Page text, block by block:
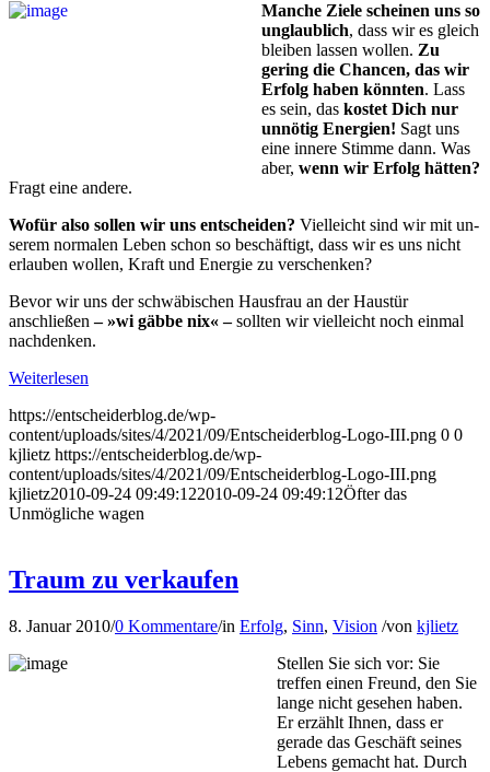
Manche Ziele scheinen uns so
unglaublich, dass wir es gleich
bleiben lassen wollen. Zu
gering die Chancen, das wir
Erfolg ha­ben könnten. Lass
es sein, das kostet Dich nur
unnötig Ener­gi­en! Sagt uns
eine innere Stimme dann. Was
aber, wenn wir Er­folg hätten?
Fragt eine an­de­re.
Wofür also sollen wir uns entscheiden? Vielleicht sind wir mit un­
se­rem normalen Leben schon so beschäftigt, dass wir es uns nicht
erlauben wollen, Kraft und Energie zu verschenken?
Bevor wir uns der schwäbischen Hausfrau an der Haustür
anschließen– »wi gäbbe nix« –sollten wir vielleicht noch einmal
nachdenken.
Weiterlesen
https://entscheiderblog.de/wp-
content/uploads/sites/4/2021/09/Entscheiderblog-Logo-III.png 0 0
kjlietz https://entscheiderblog.de/wp-
content/uploads/sites/4/2021/09/Entscheiderblog-Logo-III.png
kjlietz2010-09-24 09:49:122010-09-24 09:49:12Öfter das
Unmögliche wagen
Traum zu verkaufen
8. Januar 2010/0 Kommentare/in Erfolg, Sinn, Vision /von kjlietz
Stellen Sie sich vor: Sie
treffen einen Freund, den Sie
lange nicht gesehen haben.
Er erzählt Ihnen, dass er
gerade das Geschäft seines
Lebens gemacht hat. Durch